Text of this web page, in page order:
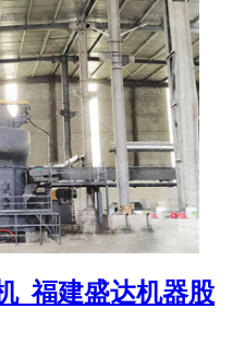
_福建盛达机器股